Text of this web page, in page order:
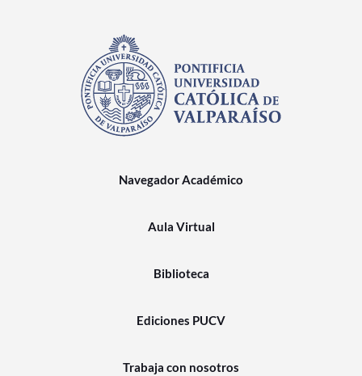
Navegador Académico
Aula Virtual
Biblioteca
Ediciones PUCV
Trabaja con nosotros